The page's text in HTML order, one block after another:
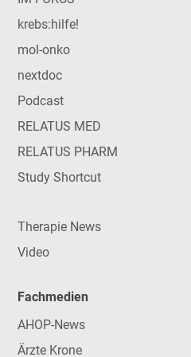
krebs:hilfe!
mol-onko
nextdoc
Podcast
RELATUS MED
RELATUS PHARM
Study Shortcut
Therapie News
Video
Fachmedien
AHOP-News
Ärzte Krone